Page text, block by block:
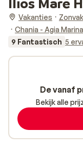
Vakanties
Chania - Agia Marina
9 Fantastisch 5
De vanaf
Bekijk alle